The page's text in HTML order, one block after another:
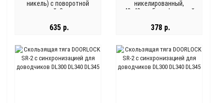
никель) с поворотной
кнопкой, 3 ключа
635 р.
никелированный,
40x40мм, 5 перф.ключей
378 р.